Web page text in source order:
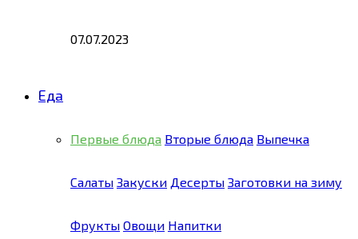
07.07.2023
Еда
Первые блюда Вторые блюда Выпечка
Салаты Закуски Десерты Заготовки на зиму
Фрукты Овощи Напитки